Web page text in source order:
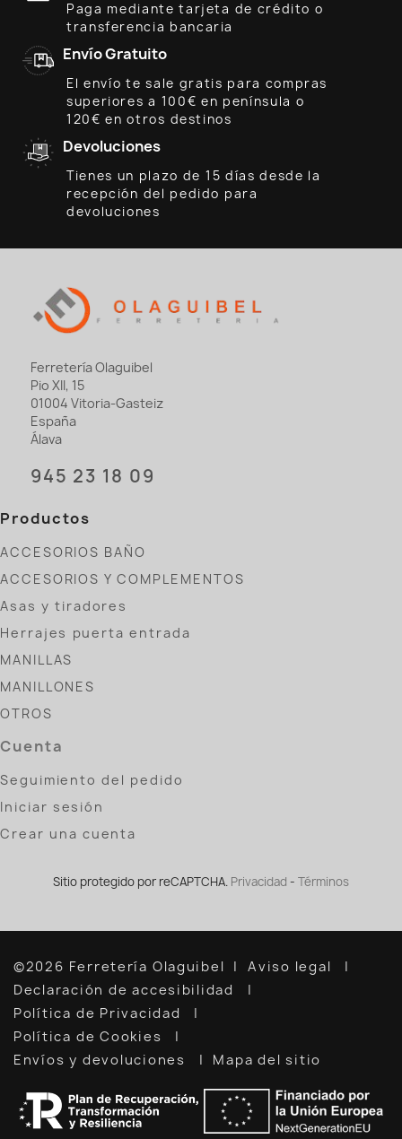
Paga mediante tarjeta de crédito o
transferencia bancaria
Envío Gratuito
El envío te sale gratis para compras
superiores a 100€ en península o
120€ en otros destinos
Devoluciones
Tienes un plazo de 15 días desde la
recepción del pedido para
devoluciones
Ferretería Olaguibel
Pio XII, 15
01004 Vitoria-Gasteiz
España
Álava
945 23 18 09
Productos
ACCESORIOS BAÑO
ACCESORIOS Y COMPLEMENTOS
Asas y tiradores
Herrajes puerta entrada
MANILLAS
MANILLONES
OTROS
Cuenta
Seguimiento del pedido
Iniciar sesión
Crear una cuenta
Sitio protegido por reCAPTCHA. Privacidad - Términos
©2026 Ferretería Olaguibel
Aviso legal
Declaración de accesibilidad
Política de Privacidad
Política de Cookies
Envíos y devoluciones
Mapa del sitio